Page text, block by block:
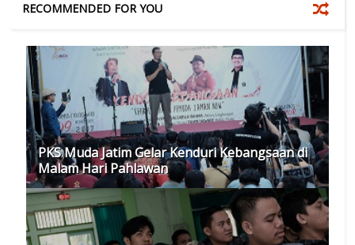
RECOMMENDED FOR YOU
PKS Muda Jatim Gelar Kenduri Kebangsaan di
Malam Hari Pahlawan